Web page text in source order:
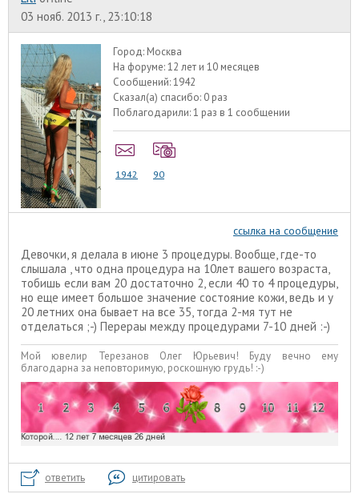
03 нояб. 2013 г., 23:10:18
Город: Москва
На форуме:12 лет и 10 месяцев
Сообщений:1942
Сказал(а) спасибо: 0 раз
Поблагодарили:1 раз в 1 сообщении
1942 90
ссылка на сообщение
Девочки, я делала в июне 3 процедуры. Вообще, где-то
слышала , что одна процедура на 10лет вашего возраста,
тобишь если вам 20 достаточно 2, если 40 то 4 процедуры,
но еще имеет большое значение состояние кожи, ведь и у
20 летних она бывает на все 35, тогда 2-мя тут не
отделаться ;-) Перераы между процедурами 7-10 дней :-)
Мой ювелир Терезанов Олег Юрьевич! Буду вечно ему
благодарна за неповторимую, роскошную грудь! :-)
ответить цитировать